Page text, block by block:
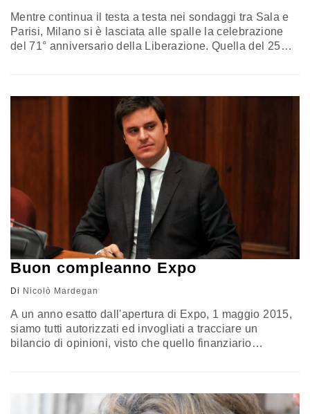
Mentre continua il testa a testa nei sondaggi tra Sala e
Parisi, Milano si è lasciata alle spalle la celebrazione
del 71° anniversario della Liberazione. Quella del 25
servizio d’ordine con pettorina…
Buon compleanno Expo
Di Nicolò Mardegan
A un anno esatto dall'apertura di Expo, 1 maggio 2015,
siamo tutti autorizzati ed invogliati a tracciare un
bilancio di opinioni, visto che quello finanziario
d'opinione per e sul nostro paese: Milano, città